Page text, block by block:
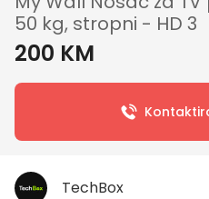
50 kg, stropni - HD 3
200 KM
TechBox